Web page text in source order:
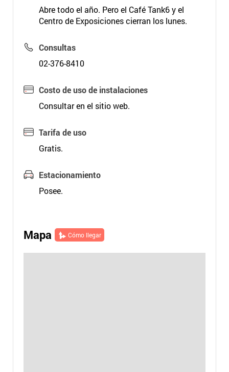
Abre todo el año. Pero el Café Tank6 y el
Centro de Exposiciones cierran los lunes.
Consultas
02-376-8410
Costo de uso de instalaciones
Consultar en el sitio web.
Tarifa de uso
Gratis.
Estacionamiento
Posee.
Mapa Cómo llegar